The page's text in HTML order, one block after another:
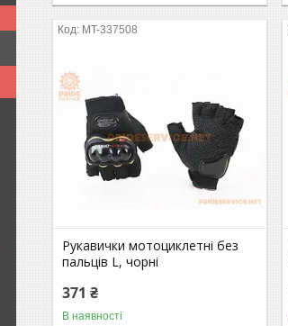
MT-337508
Рукавички мотоциклетні без
пальців L, чорні
371 ₴
В наявності